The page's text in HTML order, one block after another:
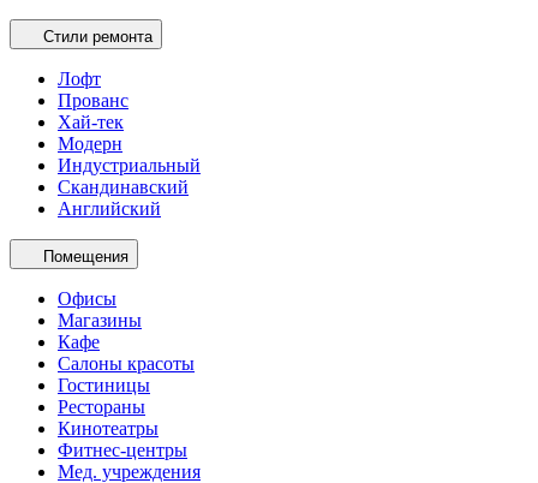
Стили ремонта
Лофт
Прованс
Хай-тек
Модерн
Индустриальный
Скандинавский
Английский
Помещения
Офисы
Магазины
Кафе
Салоны красоты
Гостиницы
Рестораны
Кинотеатры
Фитнес-центры
Мед. учреждения